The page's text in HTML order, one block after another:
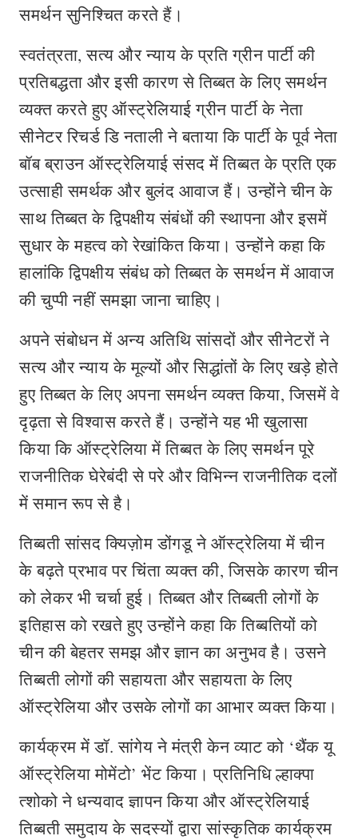
समर्थन सुनिश्चित करते हैं।
स्वतंत्रता, सत्य और न्याय के प्रति ग्रीन पार्टी की
प्रतिबद्धता और इसी कारण से तिब्बत के लिए समर्थन
व्यक्त करते हुए ऑस्ट्रेलियाई ग्रीन पार्टी के नेता
सीनेटर रिचर्ड डि नताली ने बताया कि पार्टी के पूर्व नेता
बॉब ब्राउन ऑस्ट्रेलियाई संसद में तिब्बत के प्रति एक
उत्साही समर्थक और बुलंद आवाज हैं। उन्होंने चीन के
साथ तिब्बत के द्विपक्षीय संबंधों की स्थापना और इसमें
सुधार के महत्व को रेखांकित किया। उन्होंने कहा कि
हालांकि द्विपक्षीय संबंध को तिब्बत के समर्थन में आवाज
की चुप्पी नहीं समझा जाना चाहिए।
अपने संबोधन में अन्य अतिथि सांसदों और सीनेटरों ने
सत्य और न्याय के मूल्यों और सिद्धांतों के लिए खड़े होते
हुए तिब्बत के लिए अपना समर्थन व्यक्त किया, जिसमें वे
दृढ़ता से विश्वास करते हैं। उन्होंने यह भी खुलासा
किया कि ऑस्ट्रेलिया में तिब्बत के लिए समर्थन पूरे
राजनीतिक घेरेबंदी से परे और विभिन्न राजनीतिक दलों
में समान रूप से है।
तिब्बती सांसद क्यिज़ोम डोंगडू ने ऑस्ट्रेलिया में चीन
के बढ़ते प्रभाव पर चिंता व्यक्त की, जिसके कारण चीन
को लेकर भी चर्चा हुई। तिब्बत और तिब्बती लोगों के
इतिहास को रखते हुए उन्होंने कहा कि तिब्बतियों को
चीन की बेहतर समझ और ज्ञान का अनुभव है। उसने
तिब्बती लोगों की सहायता और सहायता के लिए
ऑस्ट्रेलिया और उसके लोगों का आभार व्यक्त किया।
कार्यक्रम में डॉ. सांगेय ने मंत्री केन व्याट को ‘थैंक यू
ऑस्ट्रेलिया मोमेंटो’ भेंट किया। प्रतिनिधि ल्हाक्पा
त्शोको ने धन्यवाद ज्ञापन किया और ऑस्ट्रेलियाई
तिब्बती समुदाय के सदस्यों द्वारा सांस्कृतिक कार्यक्रम